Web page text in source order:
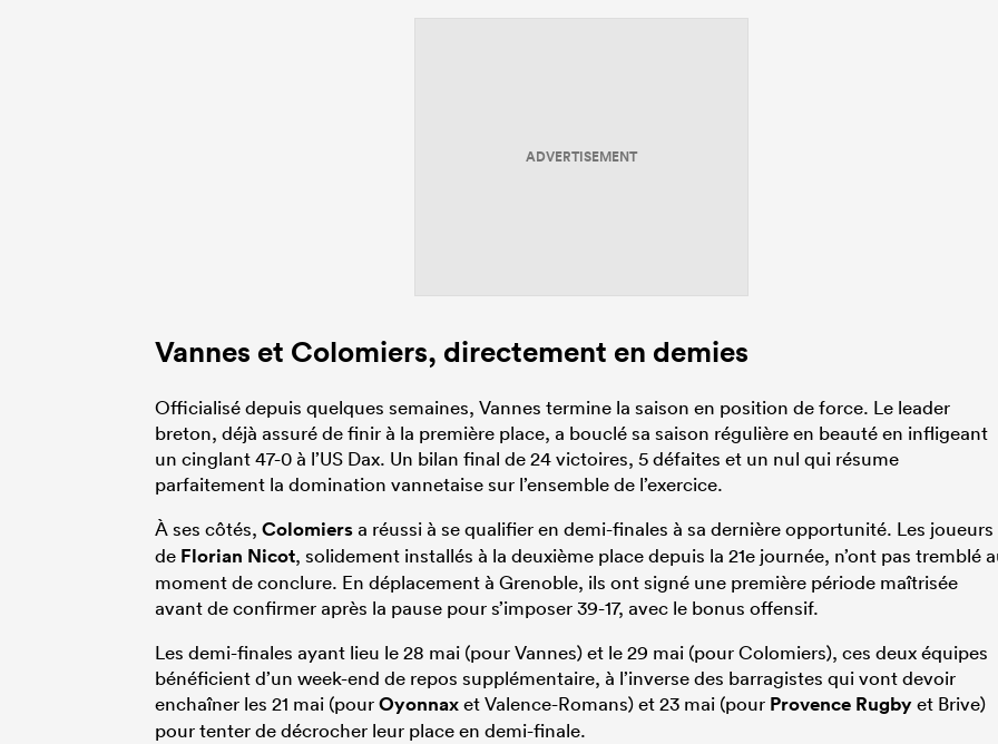
ADVERTISEMENT
Vannes et Colomiers, directement en demies
Officialisé depuis quelques semaines, Vannes termine la saison en position de force. Le leader
breton, déjà assuré de finir à la première place, a bouclé sa saison régulière en beauté en infligeant
un cinglant 47-0 à l’US Dax. Un bilan final de 24 victoires, 5 défaites et un nul qui résume
parfaitement la domination vannetaise sur l’ensemble de l’exercice.
À ses côtés, Colomiersa réussi à se qualifier en demi-finales à sa dernière opportunité. Les joueurs
de Florian Nicot, solidement installés à la deuxième place depuis la 21e journée, n’ont pas tremblé
moment de conclure. En déplacement à Grenoble, ils ont signé une première période maîtrisée
avant de confirmer après la pause pour s’imposer 39-17, avec le bonus offensif.
Les demi-finales ayant lieu le 28 mai (pour Vannes) et le 29 mai (pour Colomiers), ces deux équipes
bénéficient d’un week-end de repos supplémentaire, à l’inverse des barragistes qui vont devoir
enchaîner les 21 mai (pourOyonnaxet Valence-Romans) et 23 mai (pour Provence Rugbyet Brive)
pour tenter de décrocher leur place en demi-finale.